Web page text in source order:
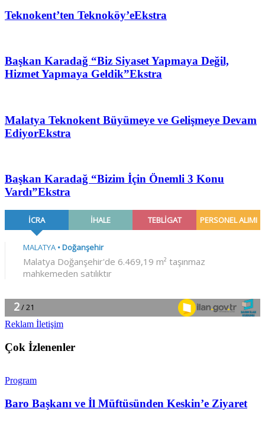
Teknokent’ten Teknoköy’eEkstra
Başkan Karadağ “Biz Siyaset Yapmaya Değil,
Hizmet Yapmaya Geldik”Ekstra
Malatya Teknokent Büyümeye ve Gelişmeye Devam
EdiyorEkstra
Başkan Karadağ “Bizim İçin Önemli 3 Konu
Vardı”Ekstra
Reklam İletişim
Çok İzlenenler
Program
Baro Başkanı ve İl Müftüsünden Keskin’e Ziyaret